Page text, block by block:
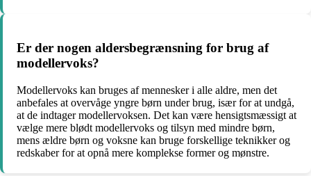
Er der nogen aldersbegrænsning for brug af
modellervoks?
Modellervoks kan bruges af mennesker i alle aldre, men det
anbefales at overvåge yngre børn under brug, især for at undgå,
at de indtager modellervoksen. Det kan være hensigtsmæssigt at
vælge mere blødt modellervoks og tilsyn med mindre børn,
mens ældre børn og voksne kan bruge forskellige teknikker og
redskaber for at opnå mere komplekse former og mønstre.